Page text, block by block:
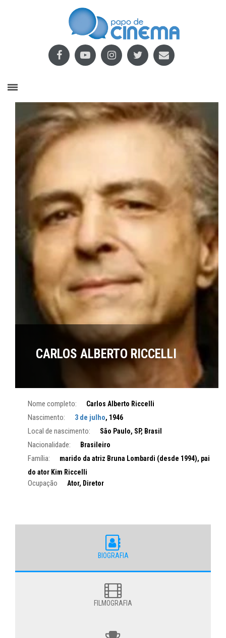
CARLOS ALBERTO RICCELLI
Nome completo: Carlos Alberto Riccelli
Nascimento: 3 de julho, 1946
Local de nascimento: São Paulo, SP, Brasil
Nacionalidade: Brasileiro
Família:
marido da atriz Bruna Lombardi (desde 1994), pai
do ator Kim Riccelli
Ocupação Ator, Diretor
BIOGRAFIA
FILMOGRAFIA